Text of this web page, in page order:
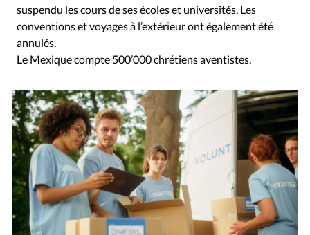
suspendu les cours de ses écoles et universités. Les
conventions et voyages à l’extérieur ont également été
annulés.
Le Mexique compte 500’000 chrétiens aventistes.